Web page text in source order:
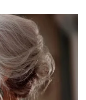
ಬಿಗ್‌ ಟ್ವಿಸ್ಟ್‌ ಕೊಟ್ಟ
ಸುಳಿವು!